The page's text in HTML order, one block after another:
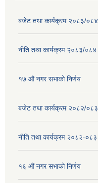
बजेट तथा कार्यक्रम २०८३/०८४
नीति तथा कार्यक्रम २०८३/०८४
१७ ‌‍औं नगर सभाकाे निर्णय
बजेट तथा कार्यक्रम २०८२/०८३
नीति तथा कार्यक्रम २०८२-०८३
१६ ‌औं नगर सभाकाे निर्णय